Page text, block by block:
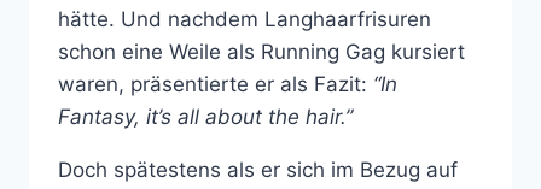
hätte. Und nachdem Langhaarfrisuren
schon eine Weile als Running Gag kursiert
waren, präsentierte er als Fazit: “In
Fantasy, it’s all about the hair.”
Doch spätestens als er sich im Bezug auf